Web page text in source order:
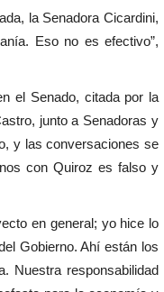
la Senadora Cicardini,
Eso no es efectivo”,
el Senado, citada por la
junto a Senadoras y
y las conversaciones se
con Quiroz es falso y
en general; yo hice lo
Gobierno. Ahí están los
Nuestra responsabilidad
Seguridad Pública